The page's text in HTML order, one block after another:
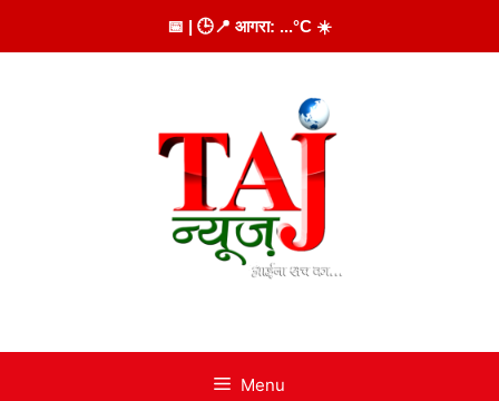
to
📅 | 🕒📍 आगरा: ...°C ☀️
Menu